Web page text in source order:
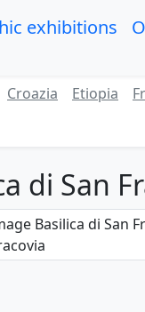
exhibitions
Croazia Etiopia
di San